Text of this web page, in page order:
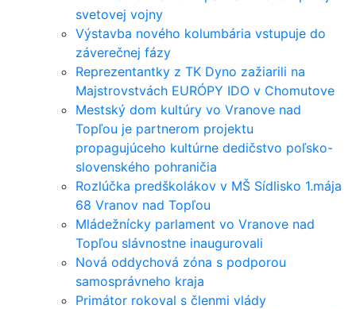
svetovej vojny
Výstavba nového kolumbária vstupuje do
záverečnej fázy
Reprezentantky z TK Dyno zažiarili na
Majstrovstvách EURÓPY IDO v Chomutove
Mestský dom kultúry vo Vranove nad
Topľou je partnerom projektu
propagujúceho kultúrne dedičstvo poľsko-
slovenského pohraničia
Rozlúčka predškolákov v MŠ Sídlisko 1.mája
68 Vranov nad Topľou
Mládežnícky parlament vo Vranove nad
Topľou slávnostne inaugurovali
Nová oddychová zóna s podporou
samosprávneho kraja
Primátor rokoval s členmi vlády